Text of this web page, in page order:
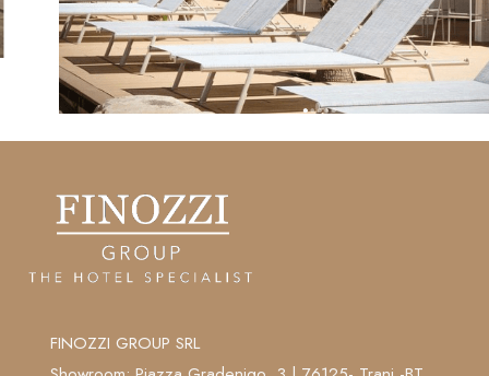
FINOZZI GROUP SRL